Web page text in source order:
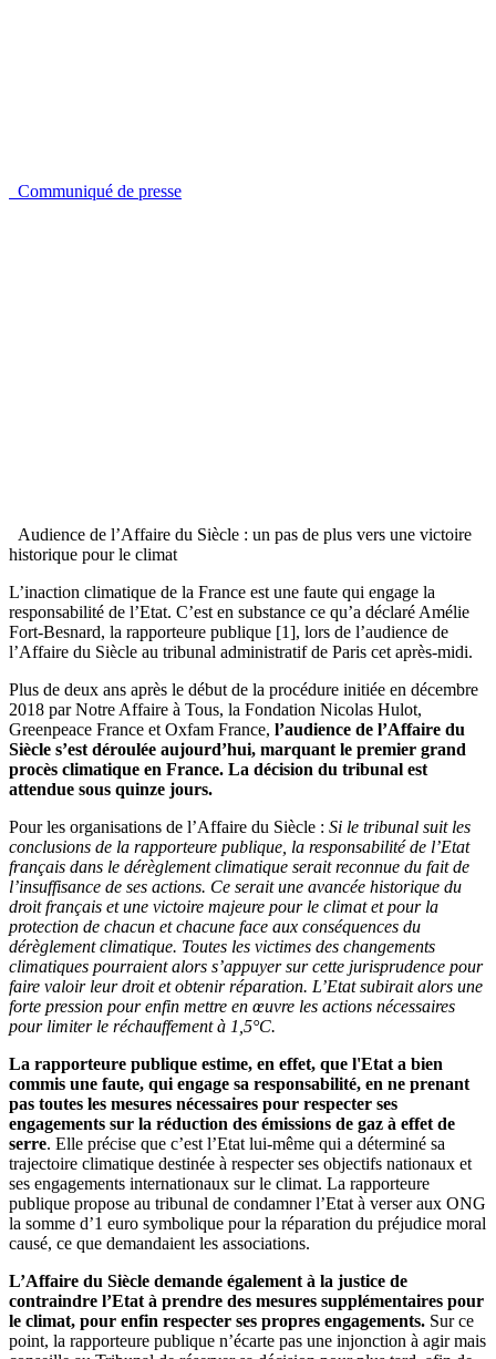
Communiqué de presse
Audience de l’Affaire du Siècle : un pas de plus vers une victoire
historique pour le climat
L’inaction climatique de la France est une faute qui engage la
responsabilité de l’Etat. C’est en substance ce qu’a déclaré Amélie
Fort-Besnard, la rapporteure publique [1], lors de l’audience de
l’Affaire du Siècle au tribunal administratif de Paris cet après-midi.
Plus de deux ans après le début de la procédure initiée en décembre
2018 par Notre Affaire à Tous, la Fondation Nicolas Hulot,
Greenpeace France et Oxfam France, l’audience de l’Affaire du
Siècle s’est déroulée aujourd’hui, marquant le premier grand
procès climatique en France. La décision du tribunal est
attendue sous quinze jours.
Pour les organisations de l’Affaire du Siècle : Si le tribunal suit les
conclusions de la rapporteure publique, la responsabilité de l’Etat
français dans le dérèglement climatique serait reconnue du fait de
l’insuffisance de ses actions. Ce serait une avancée historique du
droit français et une victoire majeure pour le climat et pour la
protection de chacun et chacune face aux conséquences du
dérèglement climatique. Toutes les victimes des changements
climatiques pourraient alors s’appuyer sur cette jurisprudence pour
faire valoir leur droit et obtenir réparation. L’Etat subirait alors une
forte pression pour enfin mettre en œuvre les actions nécessaires
pour limiter le réchauffement à 1,5°C.
La rapporteure publique estime, en effet, que l'Etat a bien
commis une faute, qui engage sa responsabilité, en ne prenant
pas toutes les mesures nécessaires pour respecter ses
engagements sur la réduction des émissions de gaz à effet de
serre. Elle précise que c’est l’Etat lui-même qui a déterminé sa
trajectoire climatique destinée à respecter ses objectifs nationaux et
ses engagements internationaux sur le climat. La rapporteure
publique propose au tribunal de condamner l’Etat à verser aux ONG
la somme d’1 euro symbolique pour la réparation du préjudice moral
causé, ce que demandaient les associations.
L’Affaire du Siècle demande également à la justice de
contraindre l’Etat à prendre des mesures supplémentaires pour
le climat, pour enfin respecter ses propres engagements. Sur ce
point, la rapporteure publique n’écarte pas une injonction à agir mais